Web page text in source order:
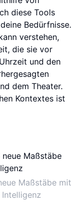
diese Tools
Bedürfnisse.
verstehen,
die sie vor
und den
dem Theater.
Kontextes ist
Maßstäbe mit